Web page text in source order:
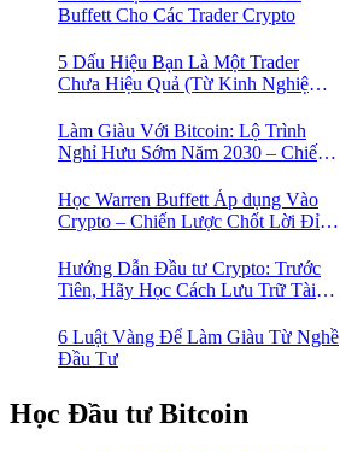
Buffett Cho Các Trader Crypto
5 Dấu Hiệu Bạn Là Một Trader
Chưa Hiệu Quả (Từ Kinh Nghiệm
Làm Giàu Với Bitcoin: Lộ Trình
Nghỉ Hưu Sớm Năm 2030 – Chiến
Học Warren Buffett Áp dụng Vào
Crypto – Chiến Lược Chốt Lời Đỉnh
Hướng Dẫn Đầu tư Crypto: Trước
Tiên, Hãy Học Cách Lưu Trữ Tài
6 Luật Vàng Để Làm Giàu Từ Nghề
Đầu Tư
Học Đầu tư Bitcoin